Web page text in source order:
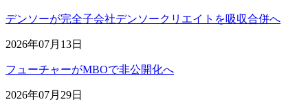
デンソーが完全子会社デンソークリエイトを吸収合併へ
2026年07月13日
フューチャーがMBOで非公開化へ
2026年07月29日